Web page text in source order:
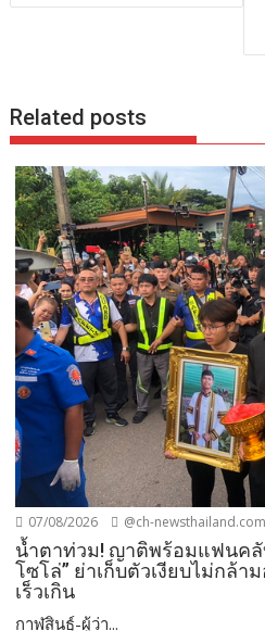
Related posts
07/08/2026 @ch-newsthailand.com
น้ำตาท่วม! ญาติพร้อมแฟนคลั
โซโล่” ย่าเก็บตัวเงียบไม่กล้
เร็วเกิน
กาฬสินธุ์-ผู้ว่า...